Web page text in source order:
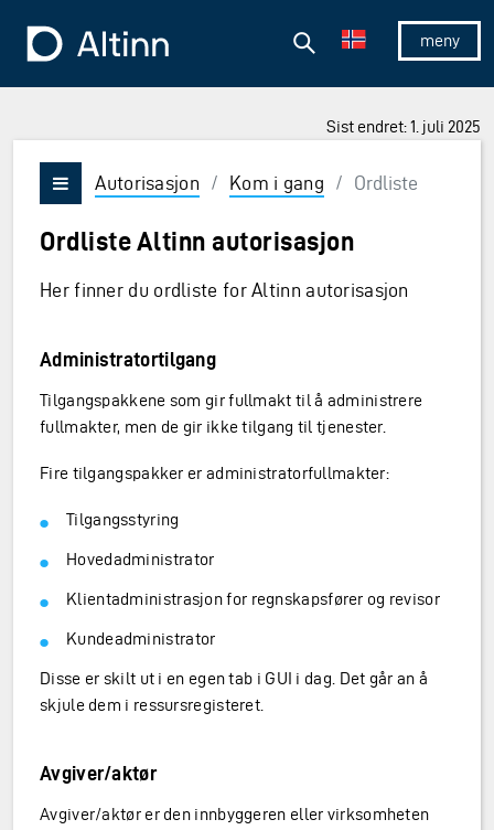
Vis/skjul
Søk
Sist endret: 1. juli 2025
Vis/skjul meny
Autorisasjon / Kom i gang / Ordliste
Ordliste Altinn autorisasjon
Her finner du ordliste for Altinn autorisasjon
Administratortilgang
Tilgangspakkene som gir fullmakt til å administrere
fullmakter, men de gir ikke tilgang til tjenester.
Fire tilgangspakker er administratorfullmakter:
Tilgangsstyring
Hovedadministrator
Klientadministrasjon for regnskapsfører og revisor
Kundeadministrator
Disse er skilt ut i en egen tab i GUI i dag. Det går an å
skjule dem i ressursregisteret.
Avgiver/aktør
Avgiver/aktør er den innbyggeren eller virksomheten